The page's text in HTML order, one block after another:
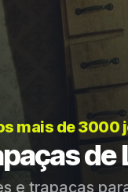
mais de 3000
e trapaças